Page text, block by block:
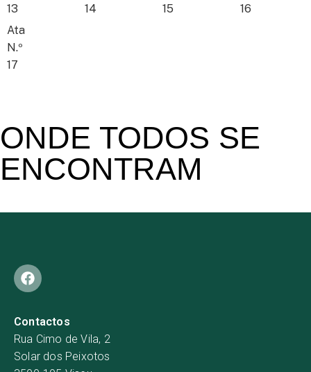
13
14
15
16
Ata
N.º
17
ONDE TODOS SE
ENCONTRAM
Contactos
Rua Cimo de Vila, 2
Solar dos Peixotos